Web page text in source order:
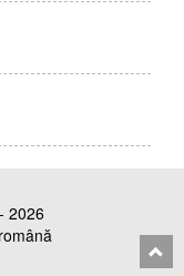
2026